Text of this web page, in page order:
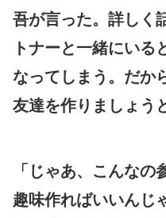
吾が言った。詳しく
トナーと一緒にいる
なってしまう。だか
友達を作りましょう
「じゃあ、こんな
趣味作ればいいんじ